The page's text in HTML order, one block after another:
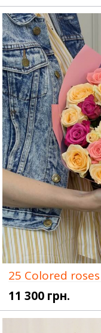
25 Colored roses
11 300 грн.